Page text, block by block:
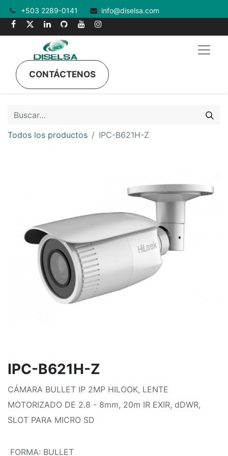
+503 2289-0141 info@diselsa.com
CONTÁCTENOS
Todos los productos IPC-B621H-Z
IPC-B621H-Z
CÁMARA BULLET IP 2MP HILOOK, LENTE
MOTORIZADO DE 2.8 - 8mm, 20m IR EXIR, dDWR,
SLOT PARA MICRO SD
FORMA: BULLET